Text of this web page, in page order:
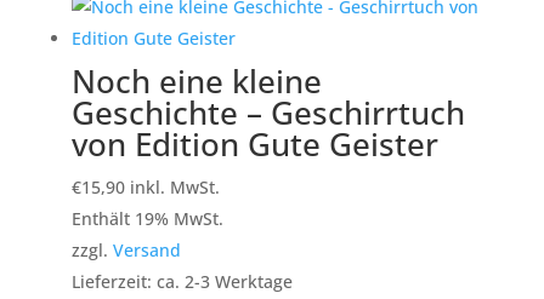
Noch eine kleine
Geschichte – Geschirrtuch
von Edition Gute Geister
€15,90 inkl. MwSt.
Enthält 19% MwSt.
zzgl. Versand
Lieferzeit: ca. 2-3 Werktage